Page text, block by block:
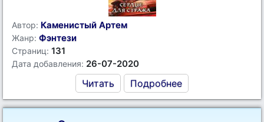
Автор: Каменистый Артем
Жанр: Фэнтези
Страниц: 131
Дата добавления: 26-07-2020
Читать Подробнее